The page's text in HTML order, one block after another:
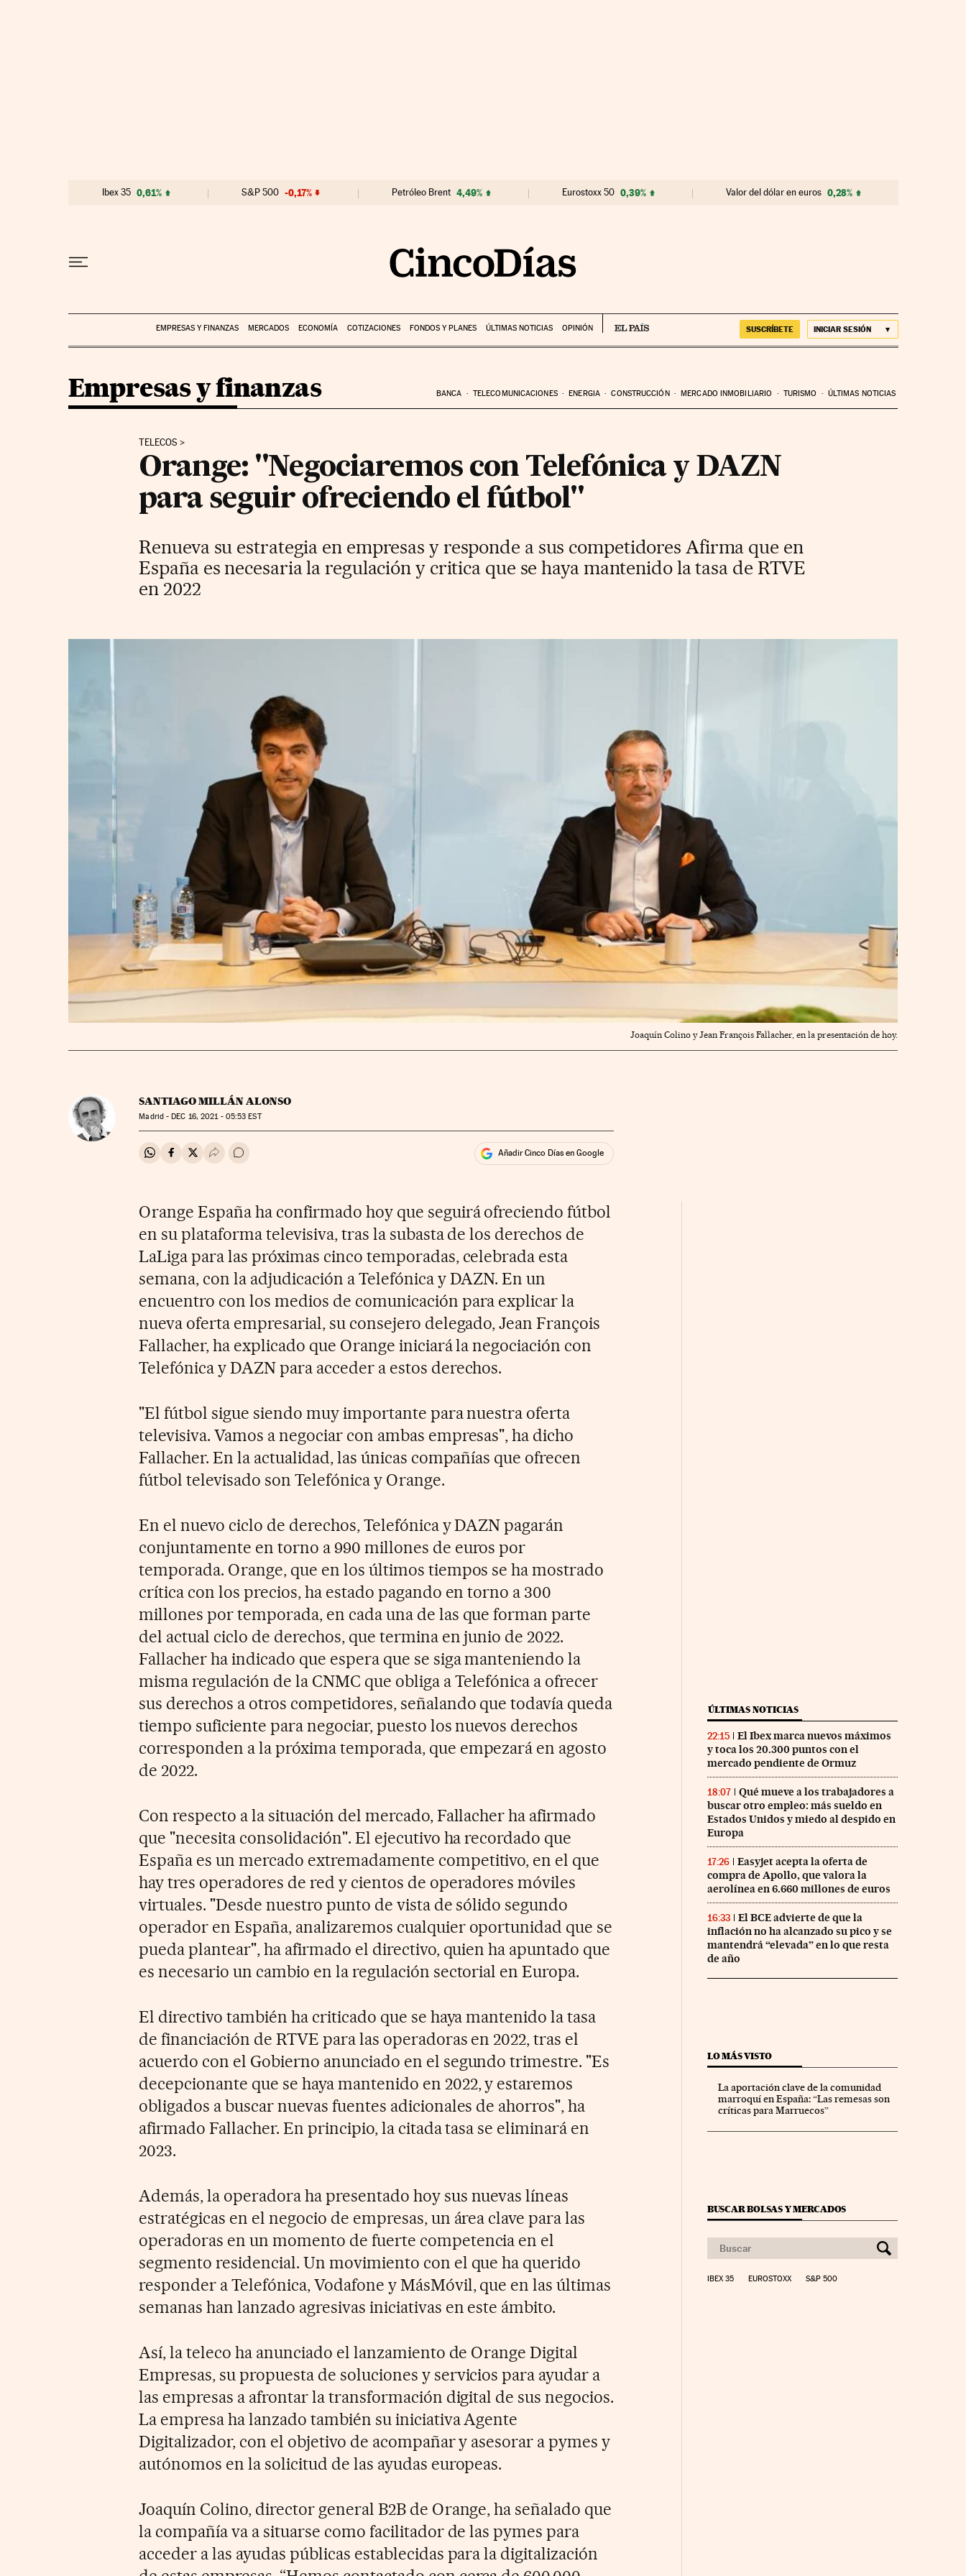
Ibex 35 0,61% S&P 500 -0,17% Petróleo Brent 4,49% Eurostoxx 50 0,39% Valor del dólar en euros 0,28%
EMPRESAS Y FINANZAS MERCADOS ECONOMÍA COTIZACIONES FONDOS Y PLANES ÚLTIMAS NOTICIAS OPINIÓN SUSCRÍBETE INICIAR SESIÓN
Empresas y finanzas BANCA TELECOMUNICACIONES ENERGIA CONSTRUCCIÓN MERCADO INMOBILIARIO TURISMO ÚLTIMAS NOTICIAS
TELECOS
Orange: "Negociaremos con Telefónica y DAZN
para seguir ofreciendo el fútbol"
Renueva su estrategia en empresas y responde a sus competidores Afirma que en
España es necesaria la regulación y critica que se haya mantenido la tasa de RTVE
en 2022
Joaquín Colino y Jean François Fallacher, en la presentación de hoy.
SANTIAGO MILLÁN ALONSO
Madrid -DEC 16, 2021 - 05:53 EST
Compartir en Whatsapp
Compartir en Facebook
Compartir en Twitter
Desplegar Redes Sociales
Ir a los comentarios Añadir Cinco Días en Google
Orange España ha confirmado hoy que seguirá ofreciendo fútbol
en su plataforma televisiva, tras la subasta de los derechos de
LaLiga para las próximas cinco temporadas, celebrada esta
semana, con la adjudicación a Telefónica y DAZN. En un
encuentro con los medios de comunicación para explicar la
nueva oferta empresarial, su consejero delegado, Jean François
Fallacher, ha explicado que Orange iniciará la negociación con
Telefónica y DAZN para acceder a estos derechos.
"El fútbol sigue siendo muy importante para nuestra oferta
televisiva. Vamos a negociar con ambas empresas", ha dicho
Fallacher. En la actualidad, las únicas compañías que ofrecen
fútbol televisado son Telefónica y Orange.
En el nuevo ciclo de derechos, Telefónica y DAZN pagarán
conjuntamente en torno a 990 millones de euros por
temporada. Orange, que en los últimos tiempos se ha mostrado
crítica con los precios, ha estado pagando en torno a 300
millones por temporada, en cada una de las que forman parte
del actual ciclo de derechos, que termina en junio de 2022.
Fallacher ha indicado que espera que se siga manteniendo la
misma regulación de la CNMC que obliga a Telefónica a ofrecer
sus derechos a otros competidores, señalando que todavía queda
tiempo suficiente para negociar, puesto los nuevos derechos
corresponden a la próxima temporada, que empezará en agosto
de 2022.
Con respecto a la situación del mercado, Fallacher ha afirmado
que "necesita consolidación". El ejecutivo ha recordado que
España es un mercado extremadamente competitivo, en el que
hay tres operadores de red y cientos de operadores móviles
virtuales. "Desde nuestro punto de vista de sólido segundo
operador en España, analizaremos cualquier oportunidad que se
pueda plantear", ha afirmado el directivo, quien ha apuntado que
es necesario un cambio en la regulación sectorial en Europa.
El directivo también ha criticado que se haya mantenido la tasa
de financiación de RTVE para las operadoras en 2022, tras el
acuerdo con el Gobierno anunciado en el segundo trimestre. "Es
decepcionante que se haya mantenido en 2022, y estaremos
obligados a buscar nuevas fuentes adicionales de ahorros", ha
afirmado Fallacher. En principio, la citada tasa se eliminará en
2023.
Además, la operadora ha presentado hoy sus nuevas líneas
estratégicas en el negocio de empresas, un área clave para las
operadoras en un momento de fuerte competencia en el
segmento residencial. Un movimiento con el que ha querido
responder a Telefónica, Vodafone y MásMóvil, que en las últimas
semanas han lanzado agresivas iniciativas en este ámbito.
Así, la teleco ha anunciado el lanzamiento de Orange Digital
Empresas, su propuesta de soluciones y servicios para ayudar a
las empresas a afrontar la transformación digital de sus negocios.
La empresa ha lanzado también su iniciativa Agente
Digitalizador, con el objetivo de acompañar y asesorar a pymes y
autónomos en la solicitud de las ayudas europeas.
Joaquín Colino, director general B2B de Orange, ha señalado que
la compañía va a situarse como facilitador de las pymes para
acceder a las ayudas públicas establecidas para la digitalización
ÚLTIMAS NOTICIAS
22:15
El Ibex marca nuevos máximos
y toca los 20.300 puntos con el
mercado pendiente de Ormuz
18:07
Qué mueve a los trabajadores a
buscar otro empleo: más sueldo en
Estados Unidos y miedo al despido en
Europa
17:26
Easyjet acepta la oferta de
compra de Apollo, que valora la
aerolínea en 6.660 millones de euros
16:33
El BCE advierte de que la
inflación no ha alcanzado su pico y se
mantendrá “elevada” en lo que resta
de año
LO MÁS VISTO
La aportación clave de la comunidad
marroquí en España: “Las remesas son
críticas para Marruecos”
BUSCAR BOLSAS Y MERCADOS
IBEX 35 EUROSTOXX S&P 500